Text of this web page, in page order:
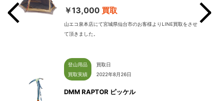
￥13,000 買取
山エコ泉本店にて宮城県仙台市のお客様よりLINE買取をさせ
て頂きました。
登山用品
買取実績
買取日
2022年8月26日
DMM RAPTOR ピッケル